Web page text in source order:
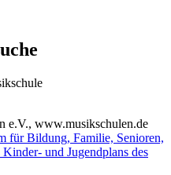
e.V., www.musikschulen.de